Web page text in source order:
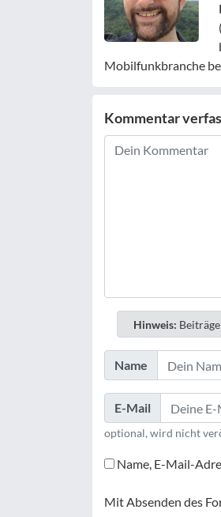
Mobilfunkbranche
Kommentar
Hinweis:
Name
E-Mail
optional, wird nicht
Name, E-Mail-
Mit Absenden des